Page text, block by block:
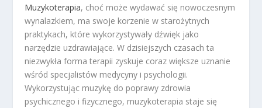
Muzykoterapia, choć może wydawać się nowoczesnym
wynalazkiem, ma swoje korzenie w starożytnych
praktykach, które wykorzystywały dźwięk jako
narzędzie uzdrawiające. W dzisiejszych czasach ta
niezwykła forma terapii zyskuje coraz większe uznanie
wśród specjalistów medycyny i psychologii.
Wykorzystując muzykę do poprawy zdrowia
psychicznego i fizycznego, muzykoterapia staje się